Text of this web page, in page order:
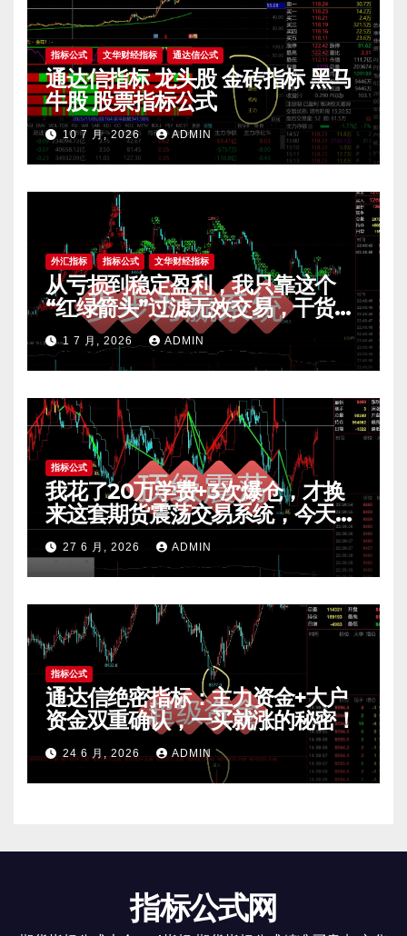
指标公式 文华财经指标 通达信公式
通达信指标 龙头股 金砖指标 黑马
牛股 股票指标公式
10 7 月, 2026 ADMIN
外汇指标 指标公式 文华财经指标
从亏损到稳定盈利，我只靠这个
“红绿箭头”过滤无效交易，干货全
公开 mt4指标
1 7 月, 2026 ADMIN
指标公式
我花了20万学费+3次爆仓，才换
来这套期货震荡交易系统，今天免
费公开核心逻辑
27 6 月, 2026 ADMIN
指标公式
通达信绝密指标：主力资金+大户
资金双重确认，一买就涨的秘密！
24 6 月, 2026 ADMIN
指标公式网